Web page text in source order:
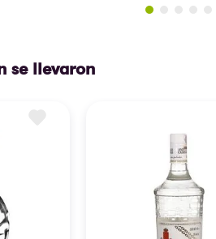
se llevaron